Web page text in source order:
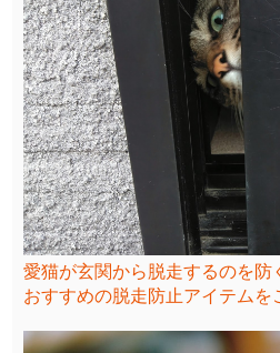
愛猫が玄関から脱走するのを防
おすすめの脱走防止アイテムを